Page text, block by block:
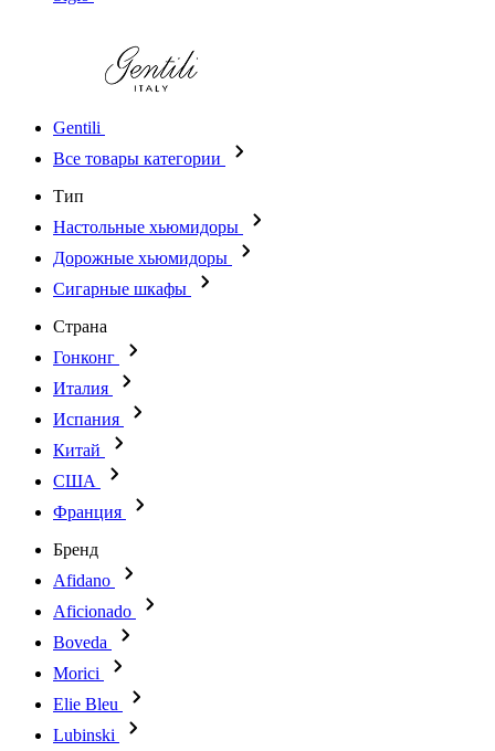
Gentili
Все товары категории
Тип
Настольные хьюмидоры
Дорожные хьюмидоры
Сигарные шкафы
Страна
Гонконг
Италия
Испания
Китай
США
Франция
Бренд
Afidano
Aficionado
Boveda
Morici
Elie Bleu
Lubinski